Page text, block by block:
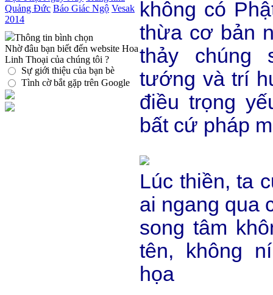
Quảng Đức Báo Giác Ngộ Vesak
2014
Thông tin bình chọn
Nhờ đâu bạn biết đến website Hoa
Linh Thoại của chúng tôi ?
Sự giới thiệu của bạn bè
Tình cờ bắt gặp trên Google
không có
thừa cơ bản
thảy chúng
tướng và trí
điều trọng
bất cứ pháp
Lúc thiền, ta
ai ngang qua
song tâm
tên, không
họa